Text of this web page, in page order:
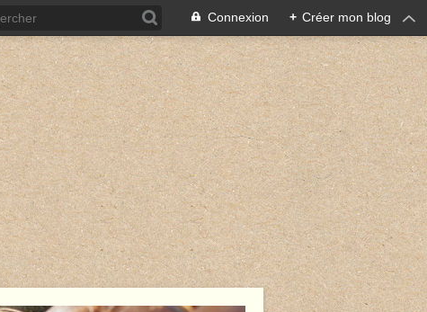
Connexion + Créer mon blog